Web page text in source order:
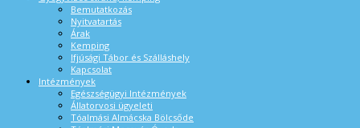
Bemutatkozás
Nyitvatartás
Árak
Kemping
Ifjúsági Tábor és Szálláshely
Kapcsolat
Intézmények
Egészségügyi Intézmények
Állatorvosi ügyeleti
Tóalmási Almácska Bölcsőde